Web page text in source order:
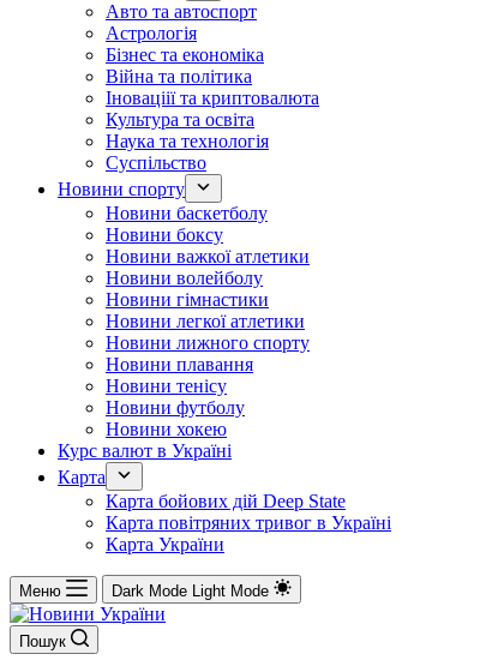
Авто та автоспорт
Астрологія
Бізнес та економіка
Війна та політика
Іноваціії та криптовалюта
Культура та освіта
Наука та технологія
Суспільство
Новини спорту
Новини баскетболу
Новини боксу
Новини важкої атлетики
Новини волейболу
Новини гімнастики
Новини легкої атлетики
Новини лижного спорту
Новини плавання
Новини тенісу
Новини футболу
Новини хокею
Курс валют в Україні
Карта
Карта бойових дій Deep State
Карта повітряних тривог в Україні
Карта України
Меню Dark Mode Light Mode
Пошук